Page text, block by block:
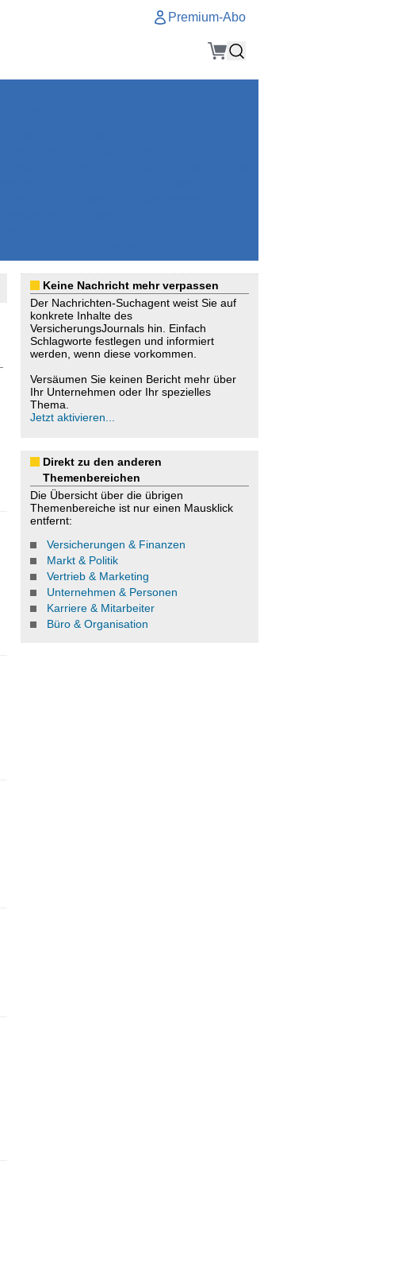
Premium-Abo
Keine Nachricht mehr verpassen
Der Nachrichten-Suchagent weist Sie auf
konkrete Inhalte des
VersicherungsJournals hin. Einfach
Schlagworte festlegen und informiert
werden, wenn diese vorkommen.
Versäumen Sie keinen Bericht mehr über
Ihr Unternehmen oder Ihr spezielles
Thema.
Jetzt aktivieren...
Direkt zu den anderen
Themenbereichen
Die Übersicht über die übrigen
Themenbereiche ist nur einen Mausklick
entfernt:
Versicherungen & Finanzen
Markt & Politik
Vertrieb & Marketing
Unternehmen & Personen
Karriere & Mitarbeiter
Büro & Organisation